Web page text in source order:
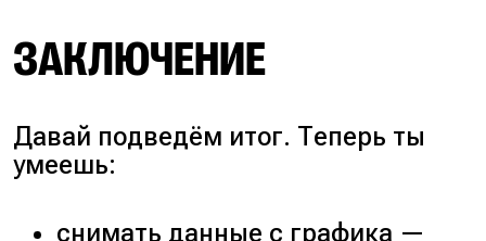
ЗАКЛЮЧЕНИЕ
Давай подведём итог. Теперь ты
умеешь:
снимать данные с графика —